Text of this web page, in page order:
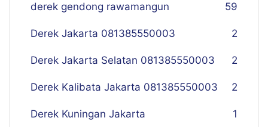
derek gendong rawamangun 59
Derek Jakarta 081385550003 2
Derek Jakarta Selatan 081385550003 2
Derek Kalibata Jakarta 081385550003 2
Derek Kuningan Jakarta 1